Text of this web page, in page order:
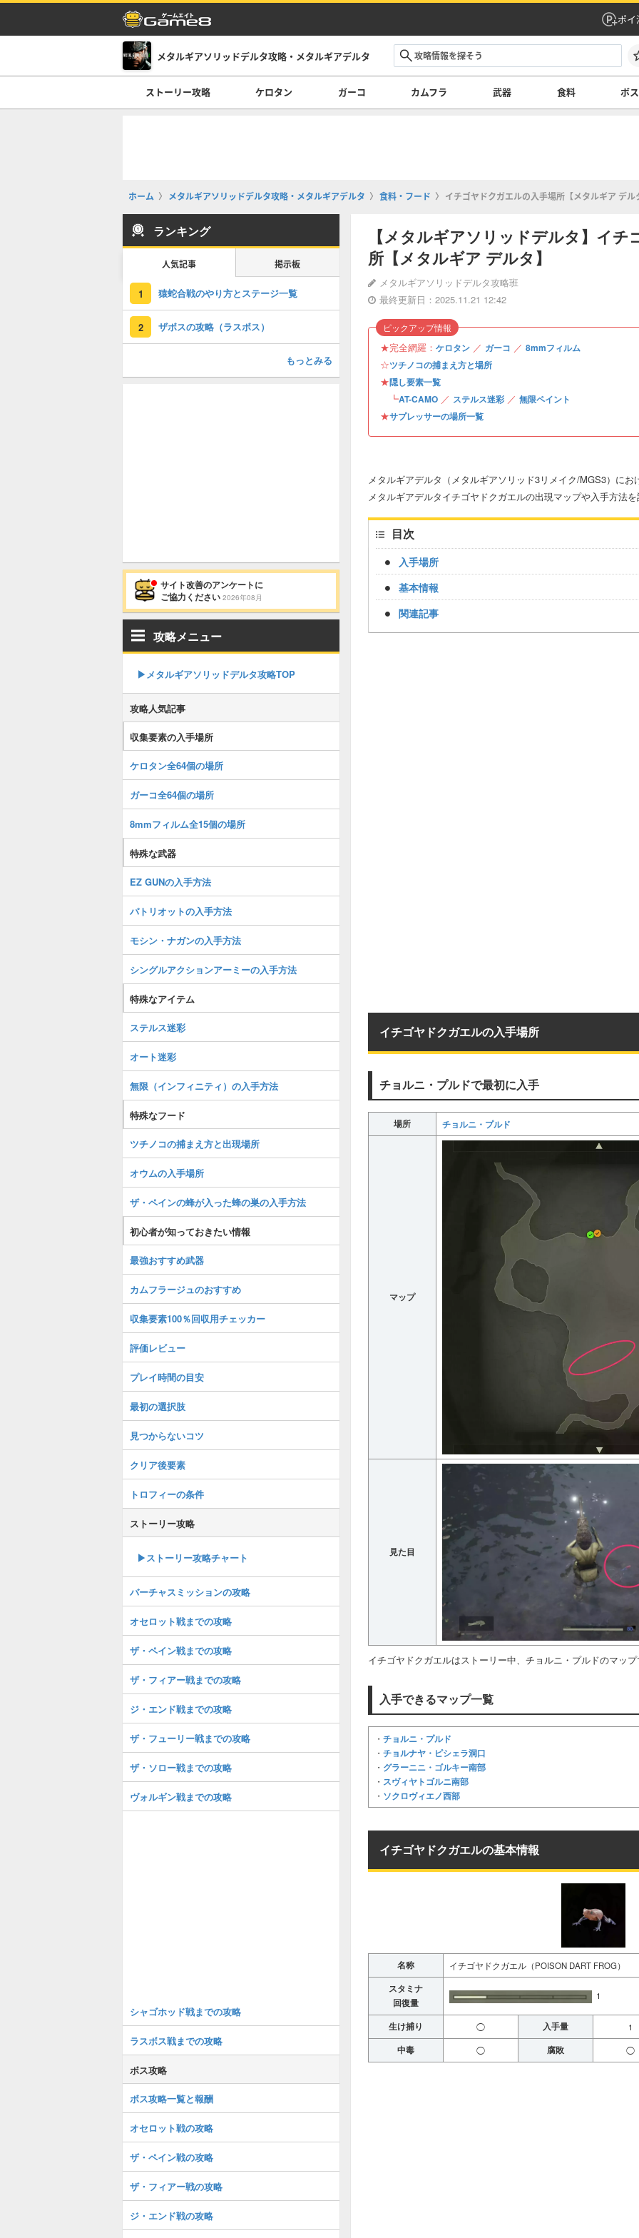
ポイ
メタルギアソリッドデルタ攻略・メタルギアデルタ
ストーリー攻略 ケロタン ガーコ カムフラ 武器 食料 ボ
ホーム メタルギアソリッドデルタ攻略・メタルギアデルタ 食料・フード イチゴヤドクガエルの入手場所【メタルギア デル
【メタルギアソリッドデルタ】イ
所【メタルギア デルタ】
メタルギアソリッドデルタ攻略班
最終更新日：2025.11.21 12:42
★完全網羅： ケロタン ／ ガーコ ／ 8mmフィルム
☆ツチノコの捕まえ方と場所
★隠し要素一覧
┗AT-CAMO ／ ステルス迷彩 ／ 無限ペイント
★サプレッサーの場所一覧
ピックアップ情報
メタルギアデルタ（メタルギアソリッド3リメイク/MGS3）に
メタルギアデルタイチゴヤドクガエルの出現マップや入手方法
目次
入手場所
基本情報
関連記事
イチゴヤドクガエルの入手場所
チョルニ・プルドで最初に入手
場所 チョルニ・プルド
マップ
見た目
イチゴヤドクガエルはストーリー中、チョルニ・プルドのマッ
入手できるマップ一覧
・ チョルニ・プルド
・ チョルナヤ・ピシェラ洞口
・ グラーニニ・ゴルキー南部
・ スヴィヤトゴルニ南部
・ ソクロヴィエノ西部
イチゴヤドクガエルの基本情報
名称 イチゴヤドクガエル（POISON DART FROG）
スタミナ
回復量
1
生け捕り ◯ 入手量 1
中毒 ◯ 腐敗 ◯
ランキング
人気記事 掲示板
1 猿蛇合戦のやり方とステージ一覧
2 ザボスの攻略（ラスボス）
もっとみる
サイト改善のアンケートに
ご協力ください 2026年08月
攻略メニュー
▶︎メタルギアソリッドデルタ攻略TOP
攻略人気記事
収集要素の入手場所
ケロタン全64個の場所
ガーコ全64個の場所
8mmフィルム全15個の場所
特殊な武器
EZ GUNの入手方法
パトリオットの入手方法
モシン・ナガンの入手方法
シングルアクションアーミーの入手方法
特殊なアイテム
ステルス迷彩
オート迷彩
無限（インフィニティ）の入手方法
特殊なフード
ツチノコの捕まえ方と出現場所
オウムの入手場所
ザ・ペインの蜂が入った蜂の巣の入手方法
初心者が知っておきたい情報
最強おすすめ武器
カムフラージュのおすすめ
収集要素100％回収用チェッカー
評価レビュー
プレイ時間の目安
最初の選択肢
見つからないコツ
クリア後要素
トロフィーの条件
ストーリー攻略
▶︎ストーリー攻略チャート
バーチャスミッションの攻略
オセロット戦までの攻略
ザ・ペイン戦までの攻略
ザ・フィアー戦までの攻略
ジ・エンド戦までの攻略
ザ・フューリー戦までの攻略
ザ・ソロー戦までの攻略
ヴォルギン戦までの攻略
シャゴホッド戦までの攻略
ラスボス戦までの攻略
ボス攻略
ボス攻略一覧と報酬
オセロット戦の攻略
ザ・ペイン戦の攻略
ザ・フィアー戦の攻略
ジ・エンド戦の攻略